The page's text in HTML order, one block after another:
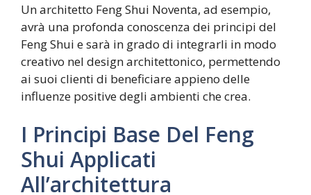
Un architetto Feng Shui Noventa, ad esempio,
avrà una profonda conoscenza dei principi del
Feng Shui e sarà in grado di integrarli in modo
creativo nel design architettonico, permettendo
ai suoi clienti di beneficiare appieno delle
influenze positive degli ambienti che crea.
I Principi Base Del Feng
Shui Applicati
All’architettura